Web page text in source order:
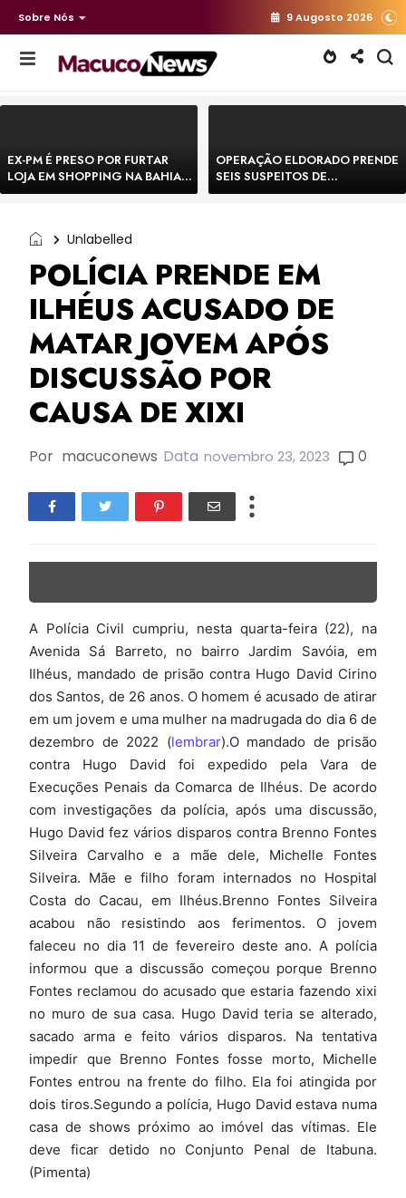
Sobre Nós 9 Augosto 2026
EX-PM É PRESO POR FURTAR
LOJA EM SHOPPING NA BAHIA E
ESCAPA CORRENDO DE
OPERAÇÃO ELDORADO PRENDE
SEIS SUSPEITOS DE
MOVIMENTAR R$ 25 MILHÕES
Unlabelled
POLÍCIA PRENDE EM
ILHÉUS ACUSADO DE
MATAR JOVEM APÓS
DISCUSSÃO POR
CAUSA DE XIXI
Por macuconews Data novembro 23, 2023 0
A Polícia Civil cumpriu, nesta quarta-feira (22), na
Avenida Sá Barreto, no bairro Jardim Savóia, em
Ilhéus, mandado de prisão contra Hugo David Cirino
dos Santos, de 26 anos. O homem é acusado de atirar
em um jovem e uma mulher na madrugada do dia 6 de
dezembro de 2022 (lembrar).O mandado de prisão
contra Hugo David foi expedido pela Vara de
Execuções Penais da Comarca de Ilhéus. De acordo
com investigações da polícia, após uma discussão,
Hugo David fez vários disparos contra Brenno Fontes
Silveira Carvalho e a mãe dele, Michelle Fontes
Silveira. Mãe e filho foram internados no Hospital
Costa do Cacau, em Ilhéus.Brenno Fontes Silveira
acabou não resistindo aos ferimentos. O jovem
faleceu no dia 11 de fevereiro deste ano. A polícia
informou que a discussão começou porque Brenno
Fontes reclamou do acusado que estaria fazendo xixi
no muro de sua casa. Hugo David teria se alterado,
sacado arma e feito vários disparos. Na tentativa
impedir que Brenno Fontes fosse morto, Michelle
Fontes entrou na frente do filho. Ela foi atingida por
dois tiros.Segundo a polícia, Hugo David estava numa
casa de shows próximo ao imóvel das vítimas. Ele
deve ficar detido no Conjunto Penal de Itabuna.
(Pimenta)